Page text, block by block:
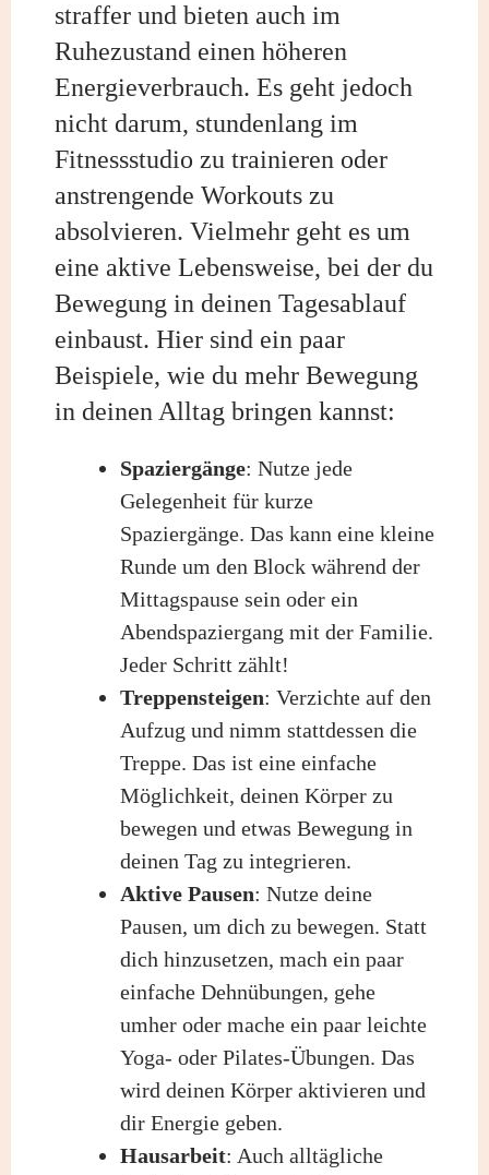
straffer und bieten auch im
Ruhezustand einen höheren
Energieverbrauch. Es geht jedoch
nicht darum, stundenlang im
Fitnessstudio zu trainieren oder
anstrengende Workouts zu
absolvieren. Vielmehr geht es um
eine aktive Lebensweise, bei der du
Bewegung in deinen Tagesablauf
einbaust. Hier sind ein paar
Beispiele, wie du mehr Bewegung
in deinen Alltag bringen kannst:
Spaziergänge: Nutze jede
Gelegenheit für kurze
Spaziergänge. Das kann eine kleine
Runde um den Block während der
Mittagspause sein oder ein
Abendspaziergang mit der Familie.
Jeder Schritt zählt!
Treppensteigen: Verzichte auf den
Aufzug und nimm stattdessen die
Treppe. Das ist eine einfache
Möglichkeit, deinen Körper zu
bewegen und etwas Bewegung in
deinen Tag zu integrieren.
Aktive Pausen: Nutze deine
Pausen, um dich zu bewegen. Statt
dich hinzusetzen, mach ein paar
einfache Dehnübungen, gehe
umher oder mache ein paar leichte
Yoga- oder Pilates-Übungen. Das
wird deinen Körper aktivieren und
dir Energie geben.
Hausarbeit: Auch alltägliche